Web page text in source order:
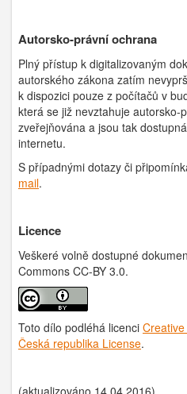
Autorsko-právní ochrana
Plný přístup k digitalizovaným
autorského zákona zatím
k dispozici pouze z počítačů v
která se již nevztahuje
zveřejňována a jsou tak
internetu.
S případnými dotazy či
mail.
Licence
Veškeré volně dostupné
Commons CC-BY 3.0.
Toto dílo podléhá licenci
Česká republika License.
(aktualizováno 14.04.2016)